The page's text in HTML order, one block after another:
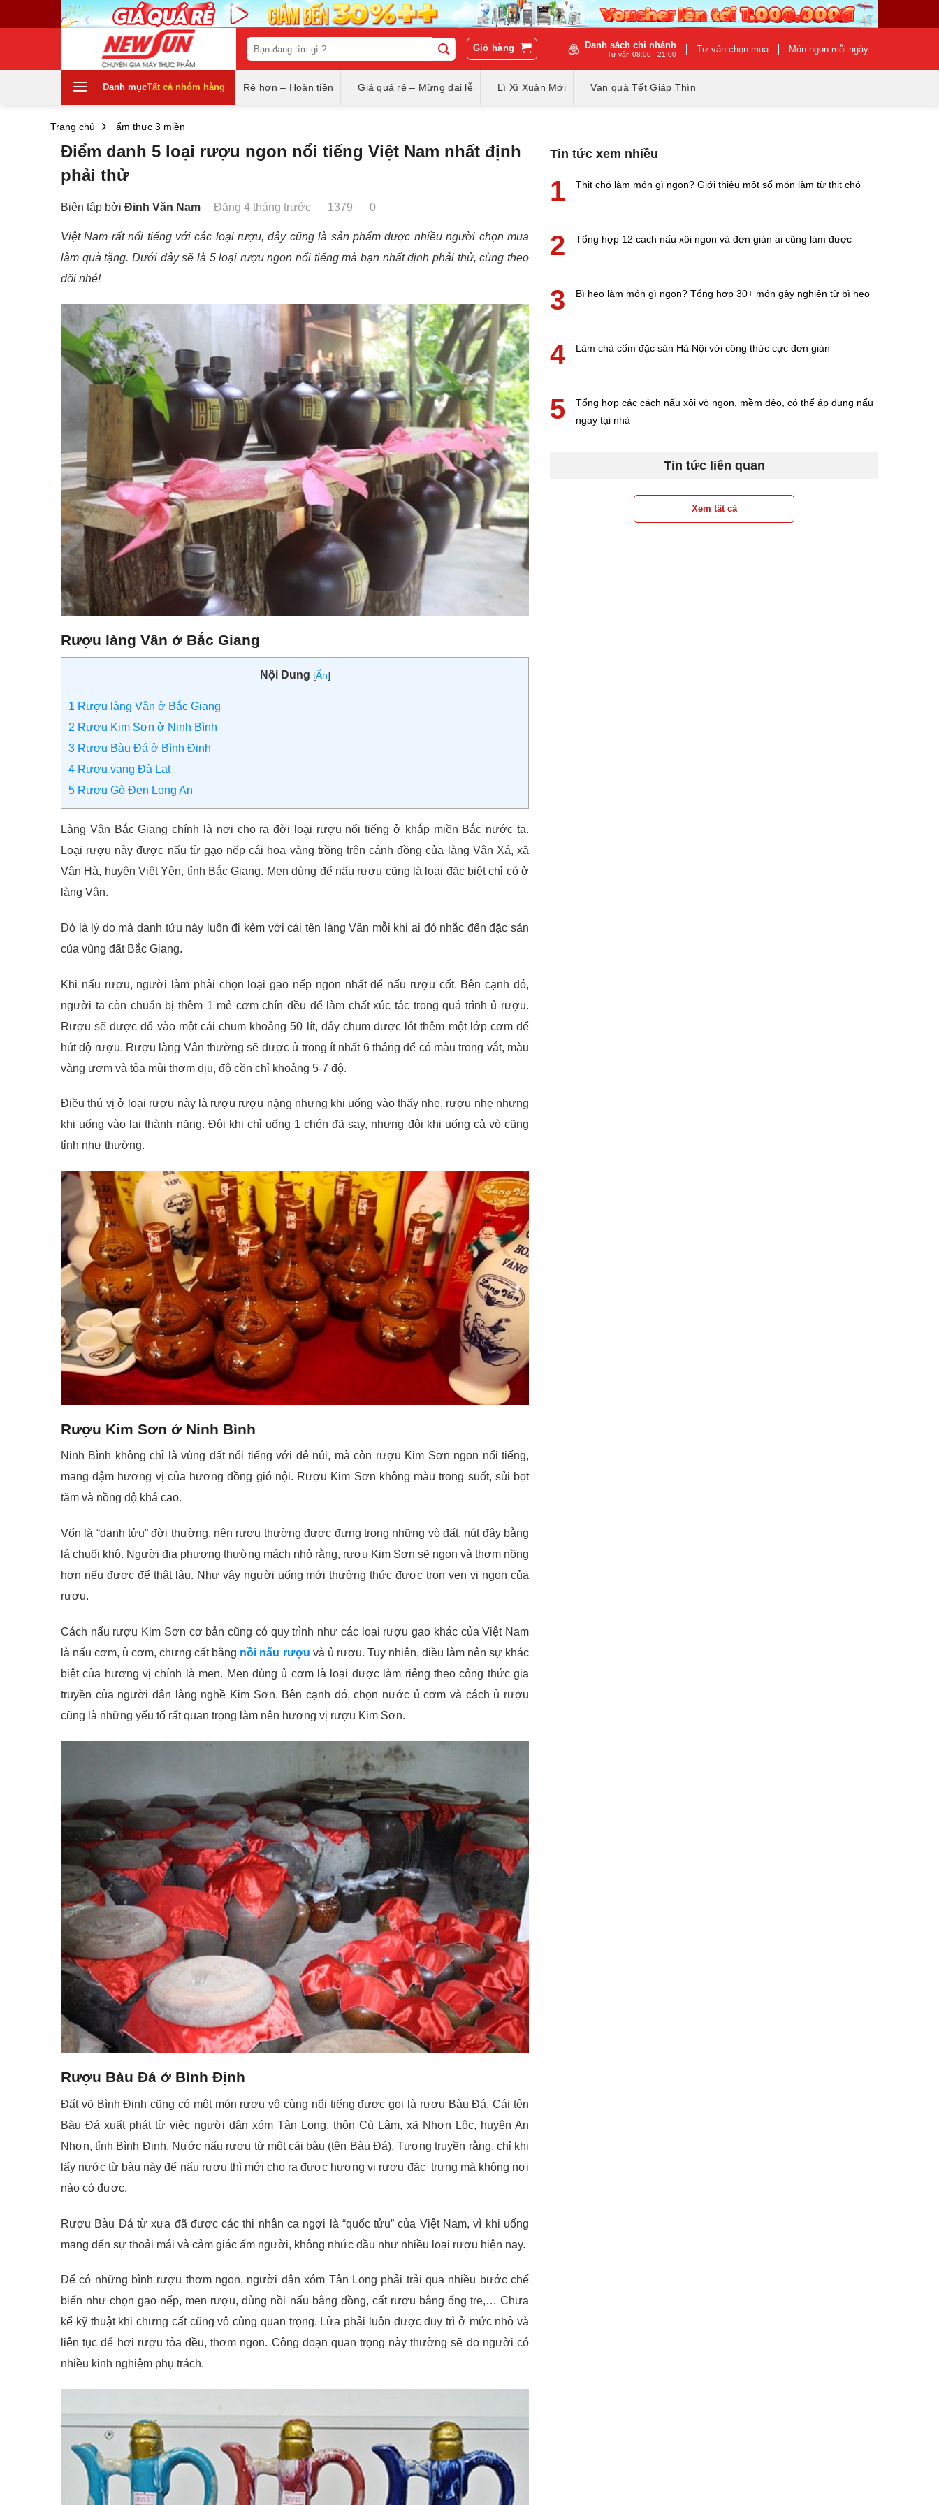
to
Tìm
kiếm:
Giỏ hàng Danh sách chi nhánh
Tư vấn 08:00 - 21:00 Tư vấn chọn mua Món ngon mỗi ngày
Tất cả nhóm hàng
Danh mục Rẻ hơn – Hoàn tiền Giá quá rẻ – Mừng đại lễ Lì Xì Xuân Mới Vạn quà Tết Giáp Thìn
Trang chủ ẩm thực 3 miền
Điểm danh 5 loại rượu ngon nổi tiếng Việt Nam nhất định
phải thử
Biên tập bởi Đinh Văn Nam Đăng 4 tháng trước 1379 0
Việt Nam rất nổi tiếng với các loại rượu, đây cũng là sản phẩm được nhiều người chọn mua
làm quà tặng. Dưới đây sẽ là 5 loại rượu ngon nổi tiếng mà bạn nhất định phải thử, cùng theo
dõi nhé!
Rượu làng Vân ở Bắc Giang
Nội Dung [Ẩn]
1 Rượu làng Vân ở Bắc Giang
2 Rượu Kim Sơn ở Ninh Bình
3 Rượu Bàu Đá ở Bình Định
4 Rượu vang Đà Lạt
5 Rượu Gò Đen Long An
Làng Vân Bắc Giang chính là nơi cho ra đời loại rượu nổi tiếng ở khắp miền Bắc nước ta.
Loại rượu này được nấu từ gạo nếp cái hoa vàng trồng trên cánh đồng của làng Vân Xá, xã
Vân Hà, huyện Việt Yên, tỉnh Bắc Giang. Men dùng để nấu rượu cũng là loại đặc biệt chỉ có ở
làng Vân.
Đó là lý do mà danh tửu này luôn đi kèm với cái tên làng Vân mỗi khi ai đó nhắc đến đặc sản
của vùng đất Bắc Giang.
Khi nấu rượu, người làm phải chọn loại gạo nếp ngon nhất để nấu rượu cốt. Bên cạnh đó,
người ta còn chuẩn bị thêm 1 mẻ cơm chín đều để làm chất xúc tác trong quá trình ủ rượu.
Rượu sẽ được đổ vào một cái chum khoảng 50 lít, đáy chum được lót thêm một lớp cơm để
hút độ rượu. Rượu làng Vân thường sẽ được ủ trong ít nhất 6 tháng để có màu trong vắt, màu
vàng ươm và tỏa mùi thơm dịu, độ cồn chỉ khoảng 5-7 độ.
Điều thú vị ở loại rượu này là rượu rượu nặng nhưng khi uống vào thấy nhẹ, rượu nhẹ nhưng
khi uống vào lại thành nặng. Đôi khi chỉ uống 1 chén đã say, nhưng đôi khi uống cả vò cũng
tỉnh như thường.
Rượu Kim Sơn ở Ninh Bình
Ninh Bình không chỉ là vùng đất nổi tiếng với dê núi, mà còn rượu Kim Sơn ngon nổi tiếng,
mang đậm hương vị của hương đồng gió nội. Rượu Kim Sơn không màu trong suốt, sủi bọt
tăm và nồng độ khá cao.
Vốn là “danh tửu” đời thường, nên rượu thường được đựng trong những vò đất, nút đậy bằng
lá chuối khô. Người địa phương thường mách nhỏ rằng, rượu Kim Sơn sẽ ngon và thơm nồng
hơn nếu được để thật lâu. Như vậy người uống mới thưởng thức được trọn vẹn vị ngon của
rượu.
Cách nấu rượu Kim Sơn cơ bản cũng có quy trình như các loại rượu gạo khác của Việt Nam
là nấu cơm, ủ cơm, chưng cất bằng nồi nấu rượu và ủ rượu. Tuy nhiên, điều làm nên sự khác
biệt của hương vị chính là men. Men dùng ủ cơm là loại được làm riêng theo công thức gia
truyền của người dân làng nghề Kim Sơn. Bên cạnh đó, chọn nước ủ cơm và cách ủ rượu
cũng là những yếu tố rất quan trọng làm nên hương vị rượu Kim Sơn.
Rượu Bàu Đá ở Bình Định
Đất võ Bình Định cũng có một món rượu vô cùng nổi tiếng được gọi là rượu Bàu Đá. Cái tên
Bàu Đá xuất phát từ việc người dân xóm Tân Long, thôn Cù Lâm, xã Nhơn Lộc, huyện An
Nhơn, tỉnh Bình Định. Nước nấu rượu từ một cái bàu (tên Bàu Đá). Tương truyền rằng, chỉ khi
lấy nước từ bàu này để nấu rượu thì mới cho ra được hương vị rượu đặc trưng mà không nơi
nào có được.
Rượu Bàu Đá từ xưa đã được các thi nhân ca ngợi là “quốc tửu” của Việt Nam, vì khi uống
mang đến sự thoải mái và cảm giác ấm người, không nhức đầu như nhiều loại rượu hiện nay.
Để có những bình rượu thơm ngon, người dân xóm Tân Long phải trải qua nhiều bước chế
biến như chọn gạo nếp, men rượu, dùng nồi nấu bằng đồng, cất rượu bằng ống tre,… Chưa
kể kỹ thuật khi chưng cất cũng vô cùng quan trọng. Lửa phải luôn được duy trì ở mức nhỏ và
liên tục để hơi rượu tỏa đều, thơm ngon. Công đoạn quan trọng này thường sẽ do người có
nhiều kinh nghiệm phụ trách.
Tin tức xem nhiều
1 Thịt chó làm món gì ngon? Giới thiệu một số món làm từ thịt chó
2 Tổng hợp 12 cách nấu xôi ngon và đơn giản ai cũng làm được
3 Bì heo làm món gì ngon? Tổng hợp 30+ món gây nghiện từ bì heo
4 Làm chả cốm đặc sản Hà Nội với công thức cực đơn giản
5
Tổng hợp các cách nấu xôi vò ngon, mềm dẻo, có thể áp dụng nấu
ngay tại nhà
Tin tức liên quan
Xem tất cả